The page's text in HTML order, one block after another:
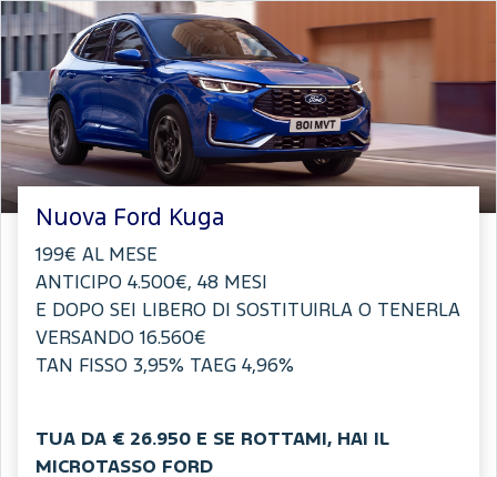
Nuova Ford Kuga
199€ AL MESE
ANTICIPO 4.500€, 48 MESI
E DOPO SEI LIBERO DI SOSTITUIRLA O TENERLA
VERSANDO 16.560€
TAN FISSO 3,95% TAEG 4,96%
TUA DA € 26.950 ​E SE ROTTAMI, HAI IL
MICROTASSO FORD